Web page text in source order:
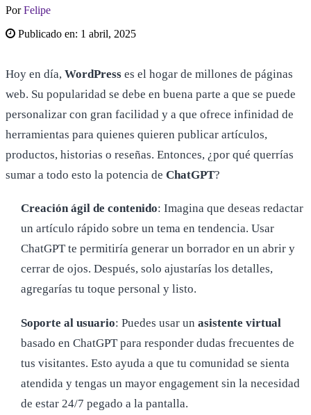
PorFelipe
Publicado en: 1 abril, 2025
Hoy en día, WordPress es el hogar de millones de páginas
web. Su popularidad se debe en buena parte a que se puede
personalizar con gran facilidad y a que ofrece infinidad de
herramientas para quienes quieren publicar artículos,
productos, historias o reseñas. Entonces, ¿por qué querrías
sumar a todo esto la potencia de ChatGPT?
Creación ágil de contenido: Imagina que deseas redactar
un artículo rápido sobre un tema en tendencia. Usar
ChatGPT te permitiría generar un borrador en un abrir y
cerrar de ojos. Después, solo ajustarías los detalles,
agregarías tu toque personal y listo.
Soporte al usuario: Puedes usar unasistente virtual
basado en ChatGPT para responder dudas frecuentes de
tus visitantes. Esto ayuda a que tu comunidad se sienta
atendida y tengas un mayor engagement sin la necesidad
de estar 24/7 pegado a la pantalla.